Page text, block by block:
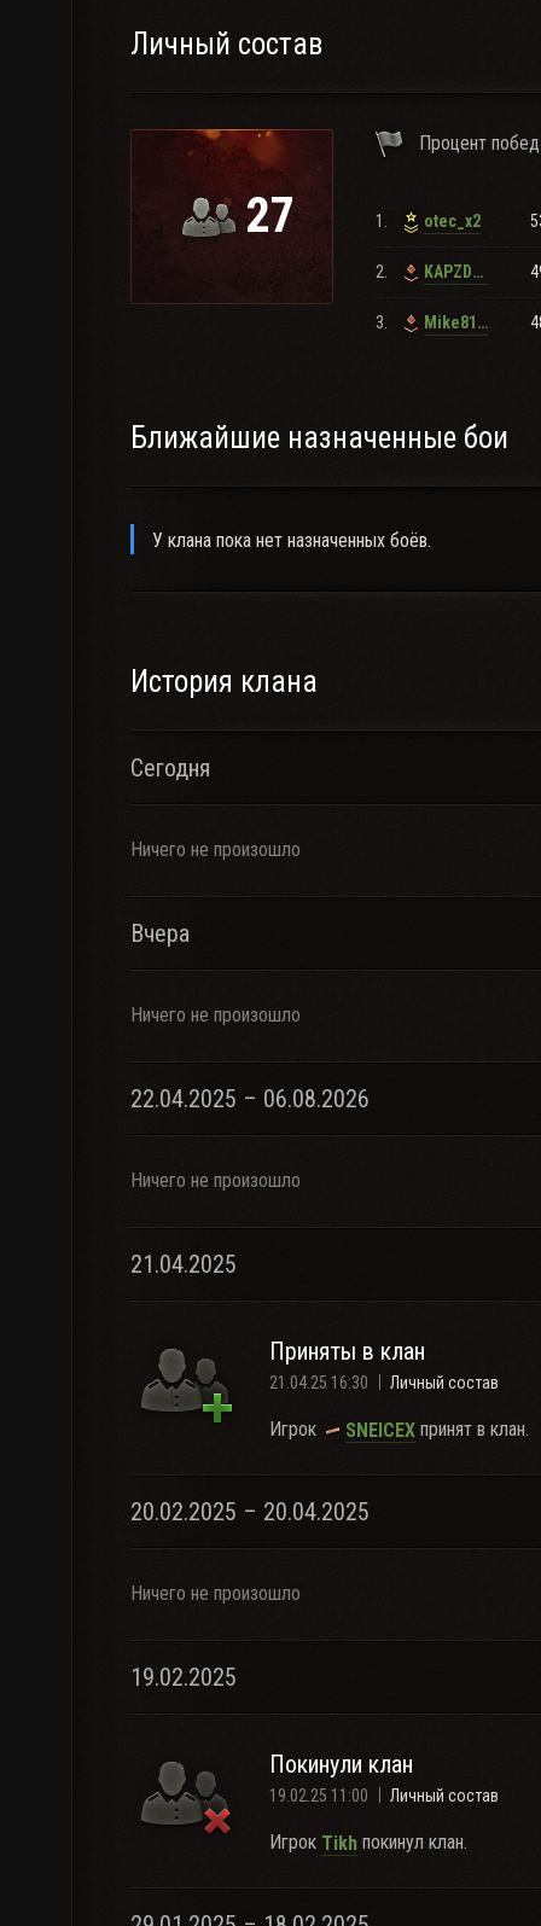
5. Ваше желание играть в команде и достигать
Клан создан для общения-в наших правилах
Связь TeamSpeak. Нахождение в ТС в прайм -
Наш сайт http://omskwot.ru, группа в ВК - http://
Личный состав
27
Процент побед
1. otec_x2
2. KAPZDE4
3. Mike8115
Ближайшие назначенные бои
У клана пока нет назначенных боёв.
История клана
Сегодня
Ничего не произошло
Вчера
Ничего не произошло
22.04.2025 – 06.08.2026
Ничего не произошло
21.04.2025
Приняты в клан
21.04.25 16:30 Личный состав
Игрок SNEICEX принят в клан.
20.02.2025 – 20.04.2025
Ничего не произошло
19.02.2025
Покинули клан
19.02.25 11:00 Личный состав
Игрок Tikh покинул клан.